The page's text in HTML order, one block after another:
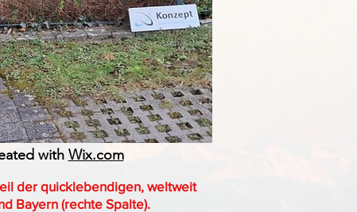
with Wix.com
der quicklebendigen, weltweit
Bayern (rechte Spalte).